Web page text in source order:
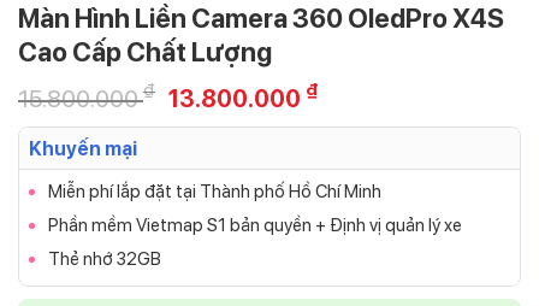
Màn Hình Liền Camera 360 OledPro X4S
Cao Cấp Chất Lượng
15.800.000₫ 13.800.000 ₫
Khuyến mại
Miễn phí lắp đặt tại Thành phố Hồ Chí Minh
Phần mềm Vietmap S1 bản quyền + Định vị quản lý xe
Thẻ nhớ 32GB